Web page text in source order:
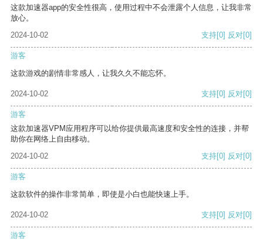
这款加速器app的安全性很高，使用过程中不会泄露个人信息，让我非常
放心。
2024-10-02
支持[0] 反对[0]
游客
这款游戏的剧情非常感人，让我久久不能忘怀。
2024-10-02 支持[0] 反对[0]
游客
这款加速器VPM应用程序可以给你提供最高速度和安全性的连接，并帮
助你在网络上自由移动。
2024-10-02
支持[0] 反对[0]
游客
这款软件的操作非常简单，即使是小白也能快速上手。
2024-10-02 支持[0] 反对[0]
游客